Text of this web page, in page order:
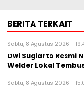
BERITA TERKAIT
Sabtu, 8 Agustus 2026 -
Dwi Sugiarto Resmi
Welder Lokal
Sabtu, 8 Agustus 2026 -